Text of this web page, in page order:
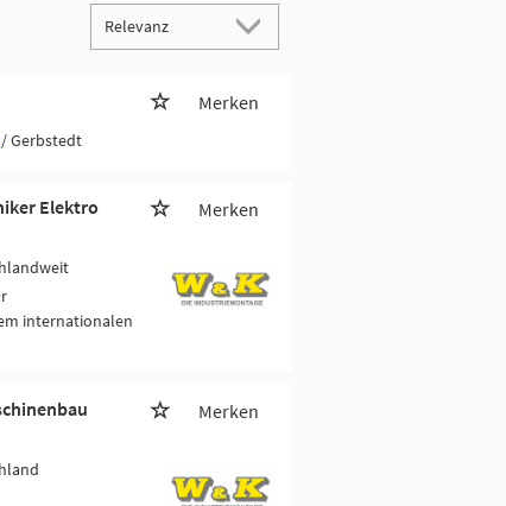
Merken
/ Gerbstedt
Elektro
Merken
internationalen
Merken